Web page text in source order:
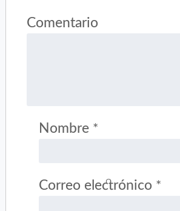
Comentario
Nombre *
Correo electrónico *